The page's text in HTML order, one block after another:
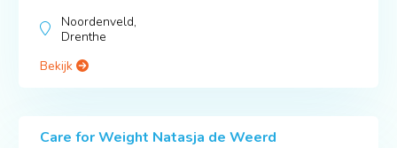
Noordenveld,
Drenthe
Bekijk
Care for Weight Natasja de Weerd